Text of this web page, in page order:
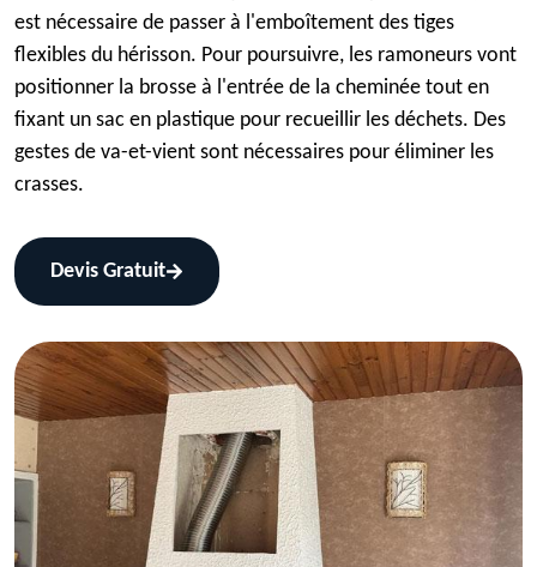
est nécessaire de passer à l'emboîtement des tiges
flexibles du hérisson. Pour poursuivre, les ramoneurs vont
positionner la brosse à l'entrée de la cheminée tout en
fixant un sac en plastique pour recueillir les déchets. Des
gestes de va-et-vient sont nécessaires pour éliminer les
crasses.
Devis Gratuit